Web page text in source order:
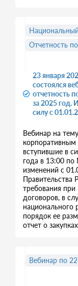
23 января
состоялся
отчетность
за 2025 год.
силу с
Вебинар на
корпоративным
вступившие в
года в 13:00
изменений с
требования при
договоров, в
национального
порядок ее
отчет о
Отчетность
Вебинар по